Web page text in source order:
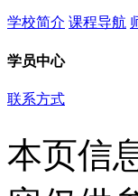
学校简介 课程导航
学员中心
联系方式
本页信